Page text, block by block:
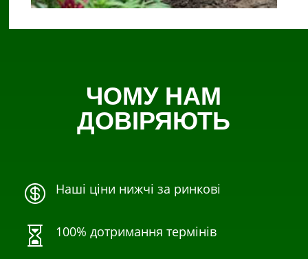
ЧОМУ НАМ
ДОВІРЯЮТЬ
 Наші ціни нижчі за ринкові
 100% дотримання термінів